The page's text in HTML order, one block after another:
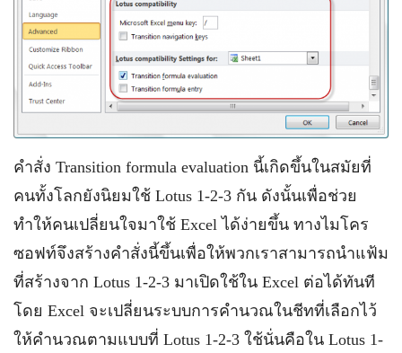
คำสั่ง Transition formula evaluation นี้เกิดขึ้นในสมัยที่
คนทั้งโลกยังนิยมใช้ Lotus 1-2-3 กัน ดังนั้นเพื่อช่วย
ทำให้คนเปลี่ยนใจมาใช้ Excel ได้ง่ายขึ้น ทางไมโคร
ซอฟท์จึงสร้างคำสั่งนี้ขึ้นเพื่อให้พวกเราสามารถนำแฟ้ม
ที่สร้างจาก Lotus 1-2-3 มาเปิดใช้ใน Excel ต่อได้ทันที
โดย Excel จะเปลี่ยนระบบการคำนวณในชีทที่เลือกไว้
ให้คำนวณตามแบบที่ Lotus 1-2-3 ใช้นั่นคือใน Lotus 1-